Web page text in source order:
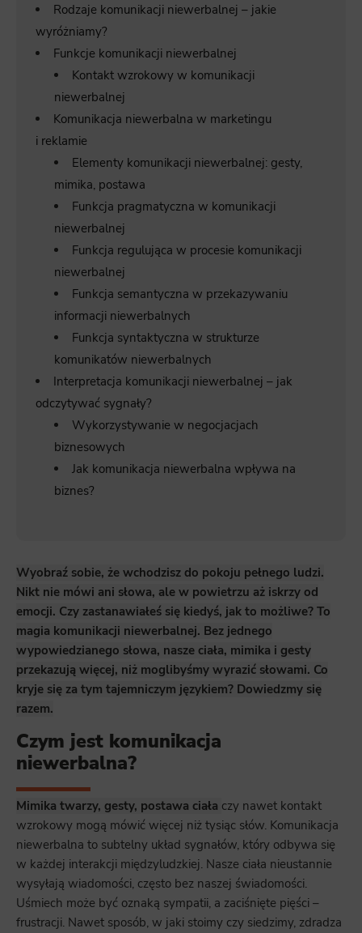
Rodzaje komunikacji niewerbalnej – jakie
wyróżniamy?
Funkcje komunikacji niewerbalnej
Kontakt wzrokowy w komunikacji
niewerbalnej
Komunikacja niewerbalna w marketingu
i reklamie
Elementy komunikacji niewerbalnej: gesty,
mimika, postawa
Funkcja pragmatyczna w komunikacji
niewerbalnej
Funkcja regulująca w procesie komunikacji
niewerbalnej
Funkcja semantyczna w przekazywaniu
informacji niewerbalnych
Funkcja syntaktyczna w strukturze
komunikatów niewerbalnych
Interpretacja komunikacji niewerbalnej – jak
odczytywać sygnały?
Wykorzystywanie w negocjacjach
biznesowych
Jak komunikacja niewerbalna wpływa na
biznes?
Wyobraź sobie, że wchodzisz do pokoju pełnego ludzi.
Nikt nie mówi ani słowa, ale w powietrzu aż iskrzy od
emocji. Czy zastanawiałeś się kiedyś, jak to możliwe? To
magia komunikacji niewerbalnej. Bez jednego
wypowiedzianego słowa, nasze ciała, mimika i gesty
przekazują więcej, niż moglibyśmy wyrazić słowami. Co
kryje się za tym tajemniczym językiem? Dowiedzmy się
razem.
Czym jest komunikacja
niewerbalna?
Mimika twarzy, gesty, postawa ciała czy nawet kontakt
wzrokowy mogą mówić więcej niż tysiąc słów. Komunikacja
niewerbalna to subtelny układ sygnałów, który odbywa się
w każdej interakcji międzyludzkiej. Nasze ciała nieustannie
wysyłają wiadomości, często bez naszej świadomości.
Uśmiech może być oznaką sympatii, a zaciśnięte pięści –
frustracji. Nawet sposób, w jaki stoimy czy siedzimy, zdradza